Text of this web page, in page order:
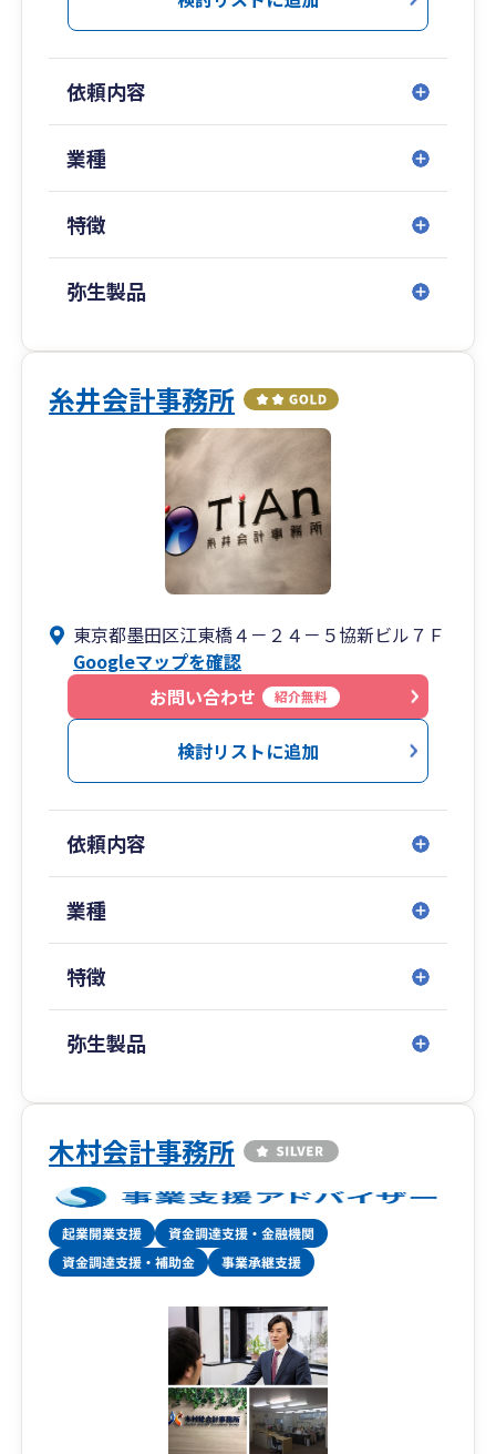
アンパサンドには、物事を一つの側面で捉えるこ
当社では以下の理念・バリューを定めることで、
非常に高いハードルを自らに掲げ、他のどの会計
事務所にも負けないサービス品質を目指します。
法人顧問：上場会社、上場子会社、グループ企
業、IPO準備企業、スタートアップ、中小企業、
タックスプランニング
営会議の実施、経営理念の策定支援
相続業務：相続税申告、相続対策（不動産、納
税）、資産運用
財務支援：財務体質改善（金融機関対策）、数値
その他：事業承継、組織再編、業務改善、システ
ム導入、M&A支援
依頼内容
業種
特徴
弥生製品
糸井会計事務所
東京都墨田区江東橋４－２４－５協新ビル７Ｆ
Googleマップを確認
お問い合わせ
紹介無料
検討リストに追加
依頼内容
業種
特徴
弥生製品
木村会計事務所